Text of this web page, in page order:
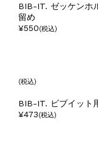
BIB-IT. ゼッケンホ
留め
¥550(税込)
(税込)
BIB-IT. ビブイッ
¥473(税込)